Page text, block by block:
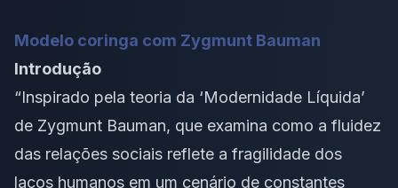
Modelo coringa com Zygmunt Bauman
Introdução
“Inspirado pela teoria da ‘Modernidade Líquida’
de Zygmunt Bauman, que examina como a fluidez
das relações sociais reflete a fragilidade dos
laços humanos em um cenário de constantes